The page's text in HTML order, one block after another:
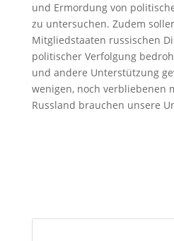
und Ermordung von
zu untersuchen. Zudem
Mitgliedstaaten russischen
politischer Verfolgung
und andere Unterstützung
wenigen, noch verbliebenen
Russland brauchen unsere